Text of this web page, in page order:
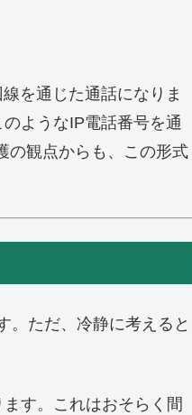
を通じた通話になりま
ようなIP電話番号を通
の観点からも、この形式
。ただ、冷静に考えると
す。これはおそらく間